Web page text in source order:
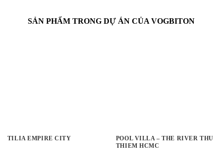
SẢN PHẨM TRONG DỰ ÁN CỦA VOGBITON
TILIA EMPIRE CITY
POOL VILLA – THE RIVER THU
THIEM HCMC